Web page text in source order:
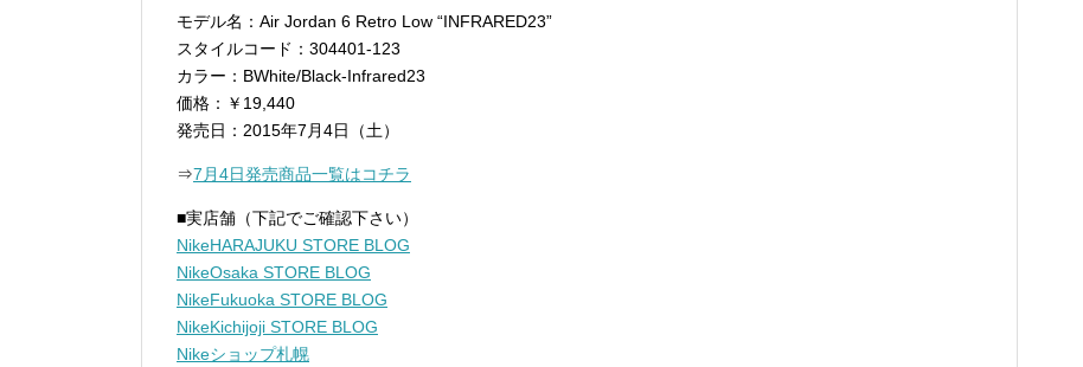
モデル名：Air Jordan 6 Retro Low “INFRARED23”
スタイルコード：304401-123
カラー：BWhite/Black-Infrared23
価格：￥19,440
発売日：2015年7月4日（土）
⇒7月4日発売商品一覧はコチラ
■実店舗（下記でご確認下さい）
NikeHARAJUKU STORE BLOG
NikeOsaka STORE BLOG
NikeFukuoka STORE BLOG
NikeKichijoji STORE BLOG
Nikeショップ札幌